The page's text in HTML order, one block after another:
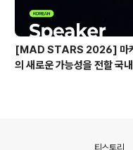
[MAD STARS 2026] 마
의 새로운 가능성을 전할 국
티스토리